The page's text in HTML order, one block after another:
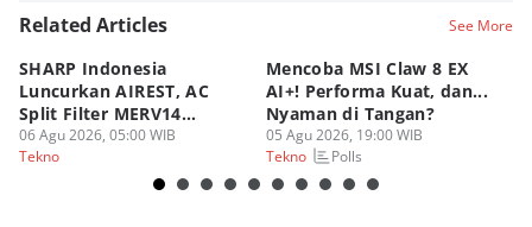
Related Articles See More
SHARP Indonesia
Luncurkan AIREST, AC
Split Filter MERV14
Perdana!
06 Agu 2026, 05:00 WIB
Tekno
Mencoba MSI Claw 8 EX
AI+! Performa Kuat, dan...
Nyaman di Tangan?
05 Agu 2026, 19:00 WIB
Tekno
Polls